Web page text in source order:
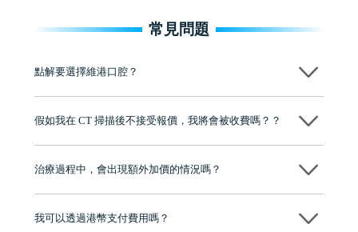
常見問題
點解要選擇維港口腔？
維港口腔踐行「醫道濟世」的大學校訓，各分院匯聚來自香港、內地的
牌」、「2025香港企業領袖品牌」，是諾貝爾種植系統全球放心植牙中
至今已服務超過三十個國家和地區的顧客，受到粵港澳大灣區及周邊城
市市民極高的口碑評價及信任推薦 珠海、深圳設有八大分院，香港亦設
有咨詢及服務保障中心，有任何問題都可以隨時預約免費咨詢，讓人十
假如我在 CT 掃描後不接受報價，我將會被收費嗎？？
治療過程中，會出現額外加價的情況嗎？
我可以透過港幣支付費用嗎？